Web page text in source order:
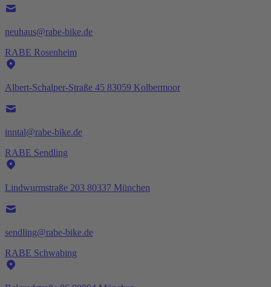
neuhaus@rabe-bike.de
RABE Rosenheim
Albert-Schalper-Straße 45 83059 Kolbermoor
inntal@rabe-bike.de
RABE Sendling
Lindwurmstraße 203 80337 München
sendling@rabe-bike.de
RABE Schwabing